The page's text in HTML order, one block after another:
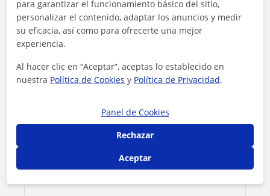
para garantizar el funcionamiento básico del sitio,
personalizar el contenido, adaptar los anuncios y medir
su eficacia, así como para ofrecerte una mejor
experiencia.
Al hacer clic en “Aceptar”, aceptas lo establecido en
nuestra Política de Cookies y Política de Privacidad.
Panel de Cookies
Rechazar
Aceptar